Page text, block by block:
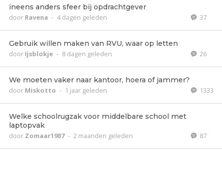
ineens anders sfeer bij opdrachtgever
door Ravena - 4 dagen geleden 37
Gebruik willen maken van RVU, waar op letten
door Ijsblokje - 8 dagen geleden 26
We moeten vaker naar kantoor, hoera of jammer?
door Miskotto - 1 jaar geleden 1333
Welke schoolrugzak voor middelbare school met
laptopvak
door Zomaar1987 - 2 maanden geleden 87